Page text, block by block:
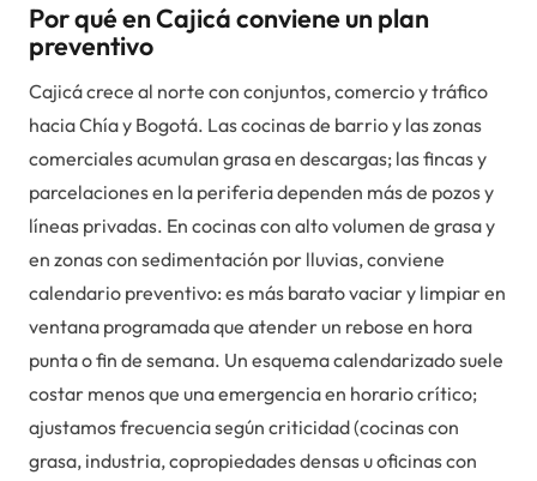
Por qué en Cajicá conviene un plan
preventivo
Cajicá crece al norte con conjuntos, comercio y tráfico
hacia Chía y Bogotá. Las cocinas de barrio y las zonas
comerciales acumulan grasa en descargas; las fincas y
parcelaciones en la periferia dependen más de pozos y
líneas privadas. En cocinas con alto volumen de grasa y
en zonas con sedimentación por lluvias, conviene
calendario preventivo: es más barato vaciar y limpiar en
ventana programada que atender un rebose en hora
punta o fin de semana. Un esquema calendarizado suele
costar menos que una emergencia en horario crítico;
ajustamos frecuencia según criticidad (cocinas con
grasa, industria, copropiedades densas u oficinas con